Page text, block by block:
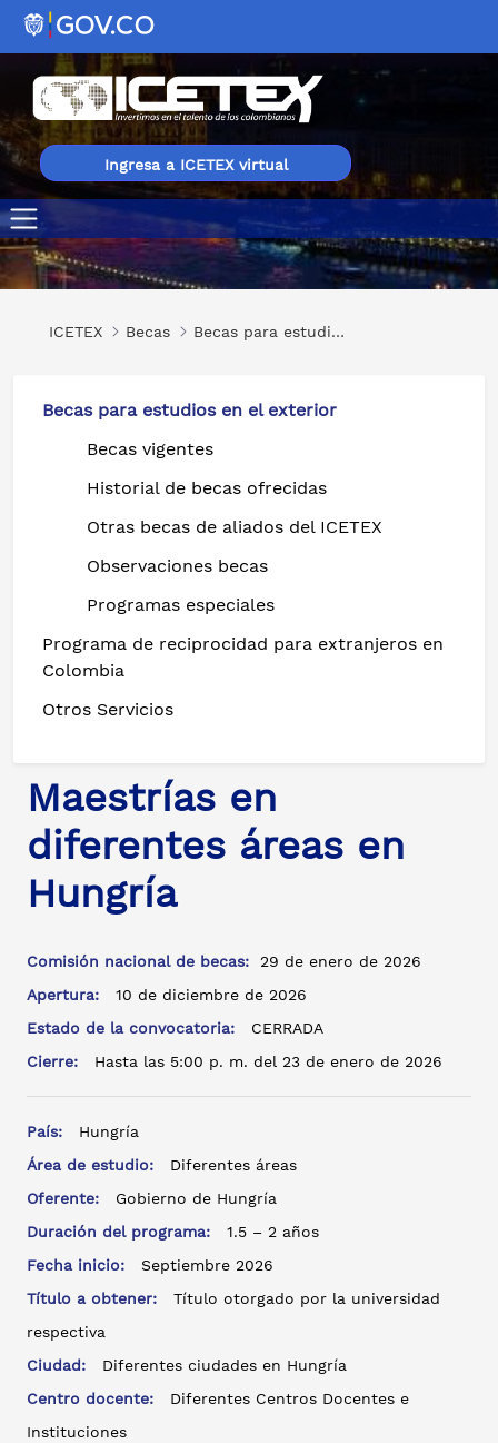
Ingresa a ICETEX virtual
Maestrías en diferentes áreas en Hungría
ICETEX Becas Becas para estudios en el exterior
Becas para estudios en el exterior
Becas vigentes
Historial de becas ofrecidas
Otras becas de aliados del ICETEX
Observaciones becas
Programas especiales
Programa de reciprocidad para extranjeros en
Colombia
Otros Servicios
Maestrías en
diferentes áreas en
Hungría
Comisión nacional de becas: 29 de enero de 2026
Apertura:
10 de diciembre de 2026
Estado de la convocatoria:
CERRADA
Cierre:
Hasta las 5:00 p. m. del 23 de enero de 2026
País:
Hungría
Área de estudio:
Diferentes áreas
Oferente:
Gobierno de Hungría
Duración del programa:
1.5 – 2 años
Fecha inicio:
Septiembre 2026
Título a obtener:
Título otorgado por la universidad
respectiva
Ciudad:
Diferentes ciudades en Hungría
Centro docente:
Diferentes Centros Docentes e
Instituciones